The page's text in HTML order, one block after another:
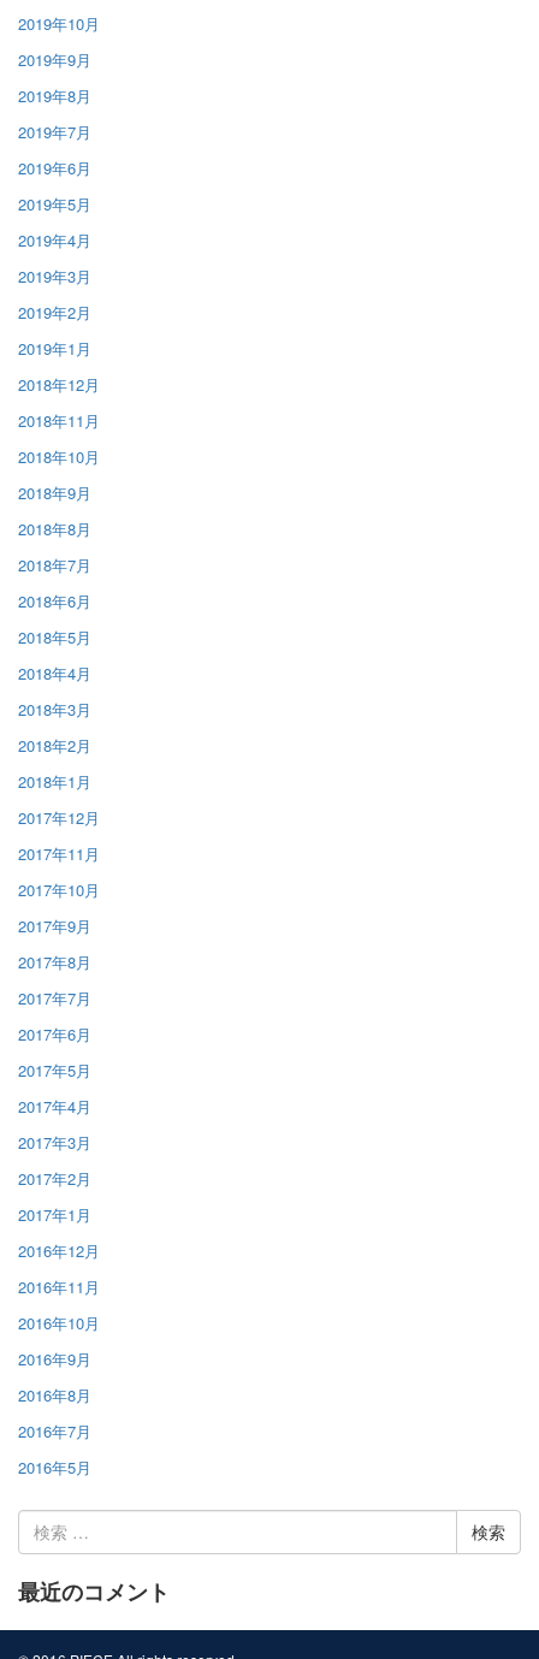
2019年10月
2019年9月
2019年8月
2019年7月
2019年6月
2019年5月
2019年4月
2019年3月
2019年2月
2019年1月
2018年12月
2018年11月
2018年10月
2018年9月
2018年8月
2018年7月
2018年6月
2018年5月
2018年4月
2018年3月
2018年2月
2018年1月
2017年12月
2017年11月
2017年10月
2017年9月
2017年8月
2017年7月
2017年6月
2017年5月
2017年4月
2017年3月
2017年2月
2017年1月
2016年12月
2016年11月
2016年10月
2016年9月
2016年8月
2016年7月
2016年5月
索:
最近のコメント